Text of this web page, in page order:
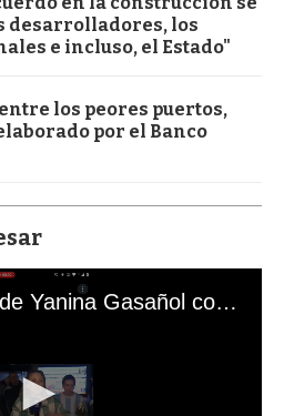
desarrolladores, los
e incluso, el Estado"
los peores puertos,
por el Banco
El mal momento de Yanina Gasañol con un hincha argentino en "Subrayado"